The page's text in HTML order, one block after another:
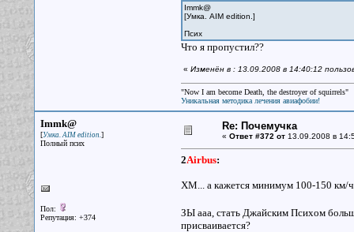
Immk@
[Умка. AIM edition.]
Псих
Что я пропустил??
« Изменён в : 13.09.2008 в 14:40:12
"Now I am become Death, the destroyer of squirrels"
Уникальная методика лечения авиафобии!
Immk@
[Умка. AIM edition.]
Полный псих
Пол:
Репутация: +374
Re: Почемучка
« Ответ #372 от13.09.2008 в
2Airbus:
ХМ... а кажется минимум 100-150 км/ч
ЗЫ ааа, стать Джайским Психом
присваивается?